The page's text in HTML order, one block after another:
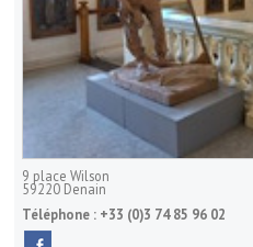
9 place Wilson
59220 Denain
Téléphone : +33 (0)3 74 85 96 02